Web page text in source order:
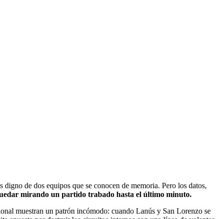
de dos equipos que se conocen de memoria. Pero los datos,
mirando un partido trabado hasta el último minuto.
muestran un patrón incómodo: cuando Lanús y San Lorenzo se